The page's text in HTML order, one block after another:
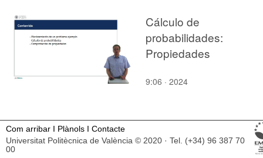
Cálculo de
probabilidades:
Propiedades
9:06 · 2024
Com arribar I Plànols I Contacte
Universitat Politècnica de València © 2020 · Tel. (+34) 96 387 70
00